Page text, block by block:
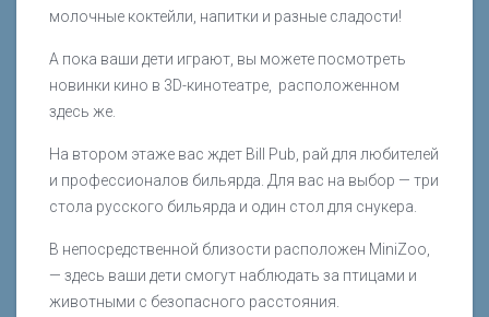
молочные коктейли, напитки и разные сладости!
А пока ваши дети играют, вы можете посмотреть
новинки кино в 3D-кинотеатре, расположенном
здесь же.
На втором этаже вас ждет Bill Pub, рай для любителей
и профессионалов бильярда. Для вас на выбор — три
стола русского бильярда и один стол для снукера.
В непосредственной близости расположен MiniZoo,
— здесь ваши дети смогут наблюдать за птицами и
животными с безопасного расстояния.